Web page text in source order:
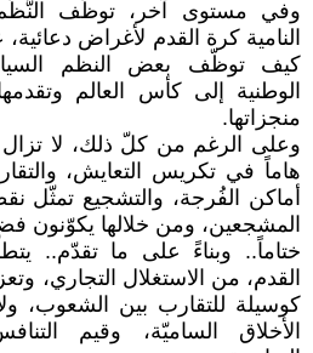
وفي مستوى آخر، توظّف
النامية كرة القدم لأغراض
كيف توظّف بعض النظم
الوطنية إلى كأس العالم
منجزاتها.
وعلى الرغم من كلّ ذلك، لا تزال
هاماً في تكريس التعايش،
أماكن الفُرجة، والتشجيع تمثّل
المشجعين، ومن خلالها يكوّنون
ختاماً.. وبناءً على ما تقدّم..
القدم، من الاستغلال التجاري،
كوسيلة للتقارب بين الشعوب،
الأخلاق الساميّة، وقيم